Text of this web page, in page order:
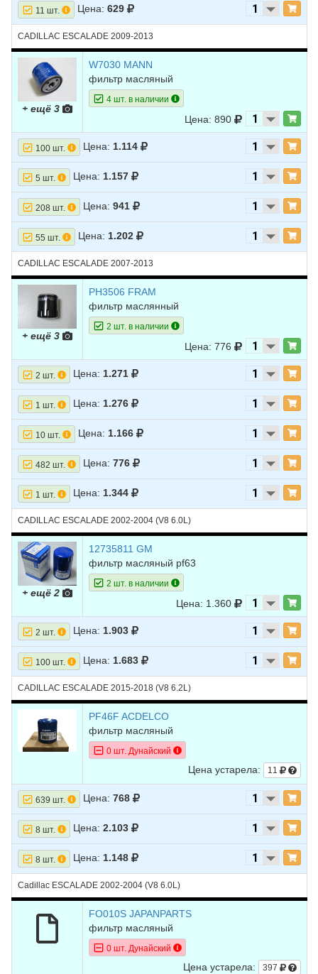
11 шт. Цена: 629
CADILLAC ESCALADE 2009-2013
+ ещё 3
W7030 MANN
фильтр масляный
4 шт. в наличии
Цена: 890
100 шт. Цена: 1.114
5 шт. Цена: 1.157
208 шт. Цена: 941
55 шт. Цена: 1.202
CADILLAC ESCALADE 2007-2013
+ ещё 3
PH3506 FRAM
фильтр маслянный
2 шт. в наличии
Цена: 776
2 шт. Цена: 1.271
1 шт. Цена: 1.276
10 шт. Цена: 1.166
482 шт. Цена: 776
1 шт. Цена: 1.344
CADILLAC ESCALADE 2002-2004 (V8 6.0L)
+ ещё 2
12735811 GM
фильтр масляный pf63
2 шт. в наличии
Цена: 1.360
2 шт. Цена: 1.903
100 шт. Цена: 1.683
CADILLAC ESCALADE 2015-2018 (V8 6.2L)
PF46F ACDELCO
фильтр масляный
0 шт. Дунайский
Цена устарела: 11
639 шт. Цена: 768
8 шт. Цена: 2.103
8 шт. Цена: 1.148
Cadillac ESCALADE 2002-2004 (V8 6.0L)
FO010S JAPANPARTS
фильтр масляный
0 шт. Дунайский
Цена устарела: 397